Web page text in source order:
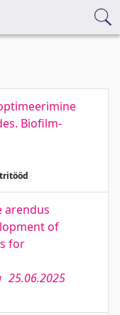
Biofilm-
arendus
of
for
25.06.2025